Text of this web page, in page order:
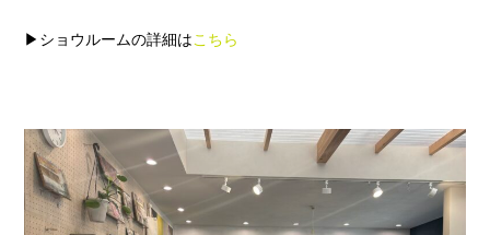
▶ショウルームの詳細はこちら